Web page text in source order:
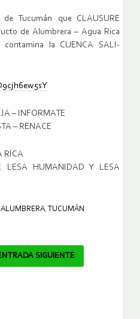
Tucumán que CLAUSURE
de Alumbrera – Agua Rica
la CUENCA SALI-
– INFORMATE
– RENACE
RICA
LESA HUMANIDAD Y LESA
ALUMBRERA, TUCUMÁN
SIGUIENTE